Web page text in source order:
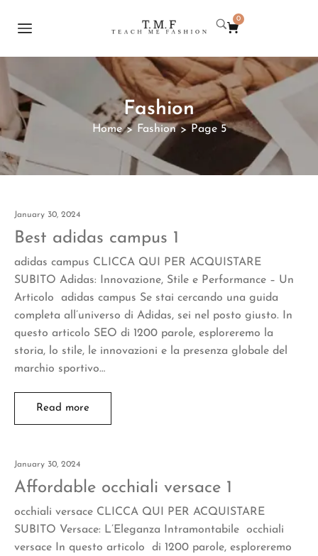
0
Fashion
Home > Fashion > Page 5
January 30, 2024
Best adidas campus 1
adidas campus CLICCA QUI PER ACQUISTARE
SUBITO Adidas: Innovazione, Stile e Performance – Un
Articolo adidas campus Se stai cercando una guida
completa all’universo di Adidas, sei nel posto giusto. In
questo articolo SEO di 1200 parole, esploreremo la
storia, lo stile, le innovazioni e la presenza globale del
marchio sportivo…
Read more
January 30, 2024
Affordable occhiali versace 1
occhiali versace CLICCA QUI PER ACQUISTARE
SUBITO Versace: L’Eleganza Intramontabile occhiali
versace In questo articolo di 1200 parole, esploreremo